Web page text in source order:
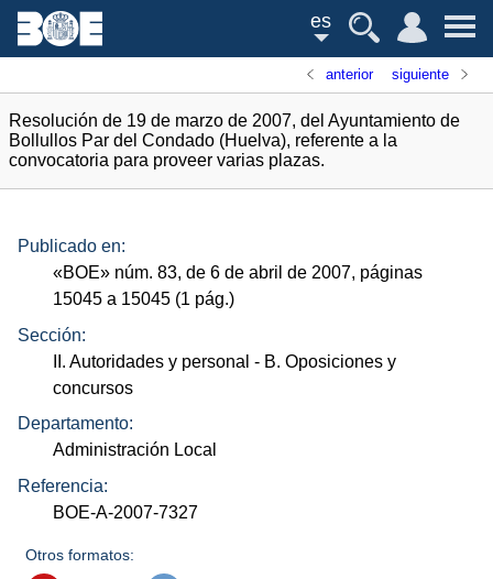
es
anterior siguiente
Resolución de 19 de marzo de 2007, del Ayuntamiento de
Bollullos Par del Condado (Huelva), referente a la
convocatoria para proveer varias plazas.
Publicado en:
«BOE» núm. 83, de 6 de abril de 2007, páginas
15045 a 15045 (1 pág.)
Sección:
II. Autoridades y personal - B. Oposiciones y
concursos
Departamento:
Administración Local
Referencia:
BOE-A-2007-7327
Otros formatos: